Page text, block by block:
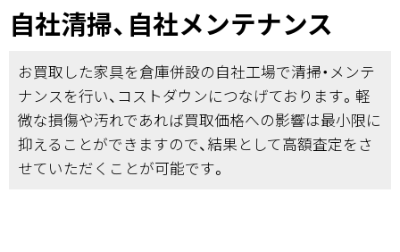
自社清掃、自社メンテナンス
お買取した家具を倉庫併設の自社工場で清掃・メンテ
ナンスを行い、コストダウンにつなげております。軽
微な損傷や汚れであれば買取価格への影響は最小限に
抑えることができますので、結果として高額査定をさ
せていただくことが可能です。